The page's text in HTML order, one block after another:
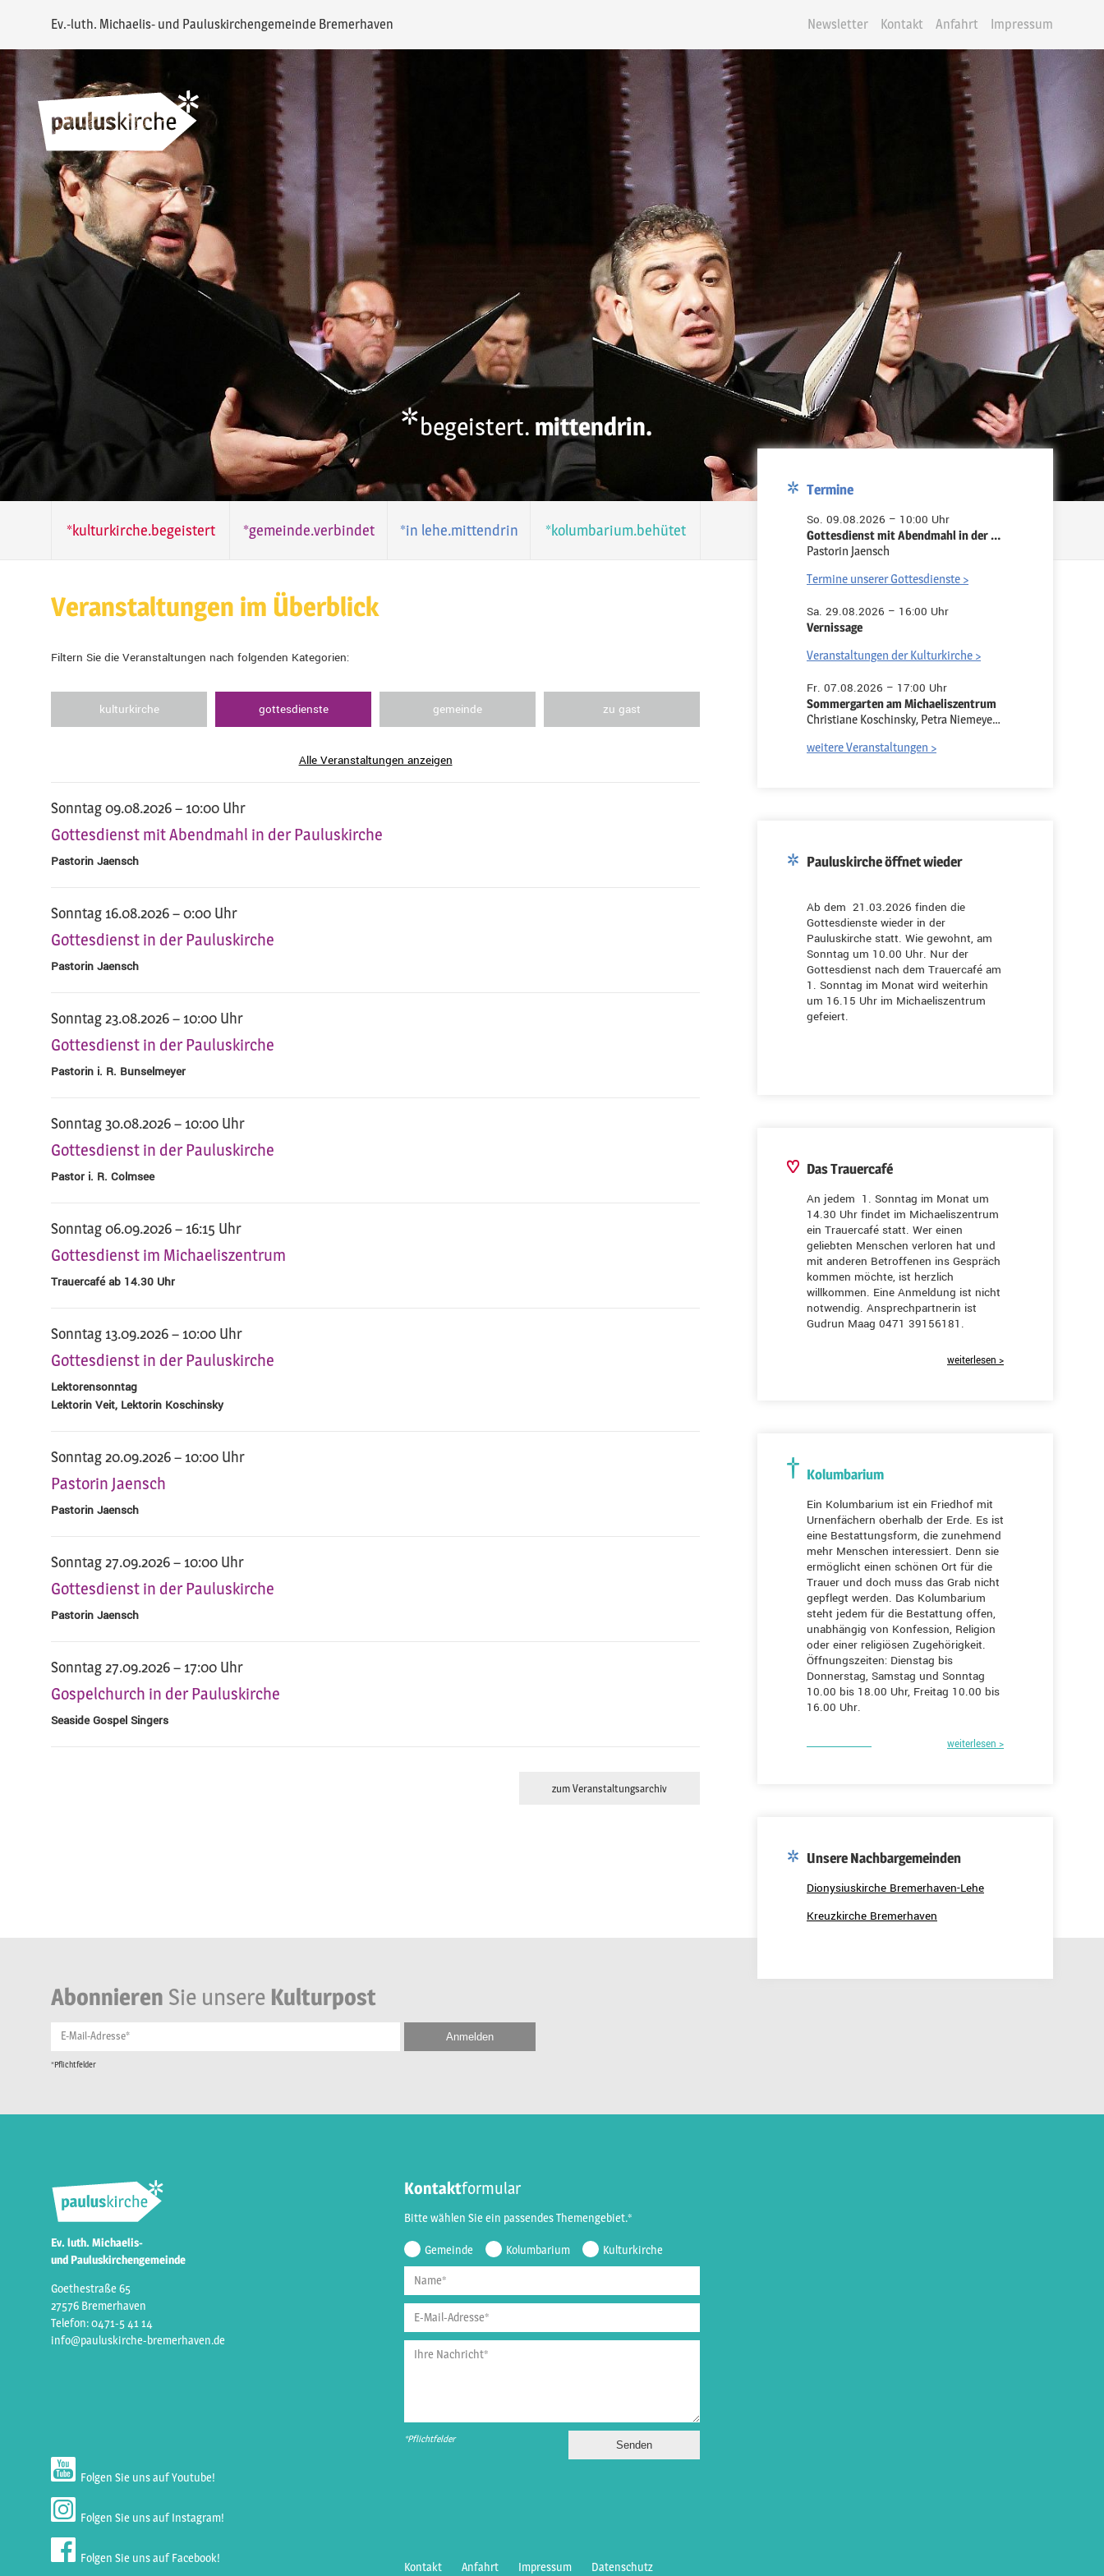
Ev.-luth. Michaelis- und Pauluskirchengemeinde Bremerhaven Newsletter Kontakt Anfahrt Impressum
*begeistert. mittendrin.
*kulturkirche.begeistert *gemeinde.verbindet *in lehe.mittendrin *kolumbarium.behütet
Veranstaltungen im Überblick
Filtern Sie die Veranstaltungen nach folgenden Kategorien:
kulturkirche gottesdienste gemeinde zu gast
Alle Veranstaltungen anzeigen
Sonntag 09.08.2026 – 10:00 Uhr
Gottesdienst mit Abendmahl in der Pauluskirche
Pastorin Jaensch
Sonntag 16.08.2026 – 0:00 Uhr
Gottesdienst in der Pauluskirche
Pastorin Jaensch
Sonntag 23.08.2026 – 10:00 Uhr
Gottesdienst in der Pauluskirche
Pastorin i. R. Bunselmeyer
Sonntag 30.08.2026 – 10:00 Uhr
Gottesdienst in der Pauluskirche
Pastor i. R. Colmsee
Sonntag 06.09.2026 – 16:15 Uhr
Gottesdienst im Michaeliszentrum
Trauercafé ab 14.30 Uhr
Sonntag 13.09.2026 – 10:00 Uhr
Gottesdienst in der Pauluskirche
Lektorensonntag
Lektorin Veit, Lektorin Koschinsky
Sonntag 20.09.2026 – 10:00 Uhr
Pastorin Jaensch
Pastorin Jaensch
Sonntag 27.09.2026 – 10:00 Uhr
Gottesdienst in der Pauluskirche
Pastorin Jaensch
Sonntag 27.09.2026 – 17:00 Uhr
Gospelchurch in der Pauluskirche
Seaside Gospel Singers
zum Veranstaltungsarchiv
Termine
So. 09.08.2026 – 10:00 Uhr
Gottesdienst mit Abendmahl in der Pauluskirche
Pastorin Jaensch
Termine unserer Gottesdienste >
Sa. 29.08.2026 – 16:00 Uhr
Vernissage
Veranstaltungen der Kulturkirche >
Fr. 07.08.2026 – 17:00 Uhr
Sommergarten am Michaeliszentrum
Christiane Koschinsky, Petra Niemeyer-Ruth
weitere Veranstaltungen >
Pauluskirche öffnet wieder
Ab dem 21.03.2026 finden die
Gottesdienste wieder in der
Pauluskirche statt. Wie gewohnt, am
Sonntag um 10.00 Uhr. Nur der
Gottesdienst nach dem Trauercafé am
1. Sonntag im Monat wird weiterhin
um 16.15 Uhr im Michaeliszentrum
gefeiert.
Das Trauercafé
An jedem 1. Sonntag im Monat um
14.30 Uhr findet im Michaeliszentrum
ein Trauercafé statt. Wer einen
geliebten Menschen verloren hat und
mit anderen Betroffenen ins Gespräch
kommen möchte, ist herzlich
willkommen. Eine Anmeldung ist nicht
notwendig. Ansprechpartnerin ist
Gudrun Maag 0471 39156181.
weiterlesen >
Kolumbarium
Ein Kolumbarium ist ein Friedhof mit
Urnenfächern oberhalb der Erde. Es ist
eine Bestattungsform, die zunehmend
mehr Menschen interessiert. Denn sie
ermöglicht einen schönen Ort für die
Trauer und doch muss das Grab nicht
gepflegt werden. Das Kolumbarium
steht jedem für die Bestattung offen,
unabhängig von Konfession, Religion
oder einer religiösen Zugehörigkeit.
Öffnungszeiten: Dienstag bis
Donnerstag, Samstag und Sonntag
10.00 bis 18.00 Uhr, Freitag 10.00 bis
16.00 Uhr.
weiterlesen >
Unsere Nachbargemeinden
Dionysiuskirche Bremerhaven-Lehe
Kreuzkirche Bremerhaven
Abonnieren Sie unsere Kulturpost
E-Mail-Adresse*
*Pflichtfelder
Ev. luth. Michaelis-
und Pauluskirchengemeinde
Goethestraße 65
27576 Bremerhaven
Telefon: 0471-5 41 14
info@pauluskirche-bremerhaven.de
Kontaktformular
Bitte wählen Sie ein passendes Themengebiet.*
Gemeinde Kolumbarium Kulturkirche
Name*
E-Mail-Adresse*
Ihre Nachricht*
*Pflichtfelder
Folgen Sie uns auf Youtube!
Folgen Sie uns auf Instagram!
Folgen Sie uns auf Facebook!
Kontakt Anfahrt Impressum Datenschutz